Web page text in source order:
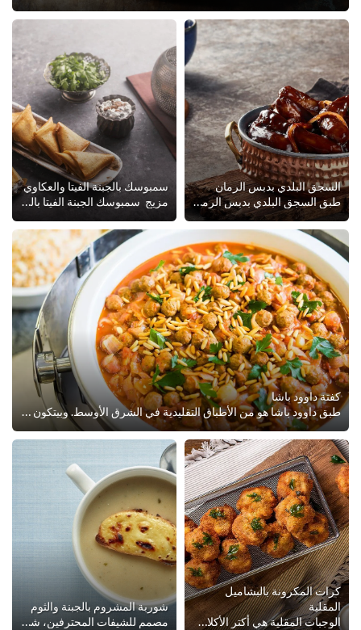
سمبوسك بالجبنة الفيتا والعكاوي
مزيج سمبوسك الجبنة الفيتا بالعكاوي غني وسهل جدا فى التحضير لضيوفك خلال هذا الشهر! شوف الوصفة هنا.
السجق البلدي بدبس الرمان
طبق السجق البلدي بدبس الرمان يعتبر من الذ الأطباق اللي ممكن تقدمها سواء حارة أو عادية-وفي الحالتين بيتم تحضيره باستخدام دبس الر...
كفتة داوود باشا
طبق داوود باشا هو من الأطباق التقليدية في الشرق الأوسط. وبيتكون من اللحمة البقري واللحمة الضاني بالتوابل، مع الطماطم ومسحوق مرق...
شوربة المشروم بالجبنة والثوم
مصمم للشيفات المحترفين، شوف وصفة شوربة المشروم بالجبنة والثوم: تعليمات التحضير مقسمة إلى مكونات، قائمة كاملة من المقادير المحتر...
كرات المكرونة بالبشاميل
المقلية
الوجبات المقلية هي أكتر الأكلات الجديدة المنتشرة حول العالم. كريمية، مليانة بالجبنة ومقرمشة، كرات المكرونة بالبشاميل المقلية هت...